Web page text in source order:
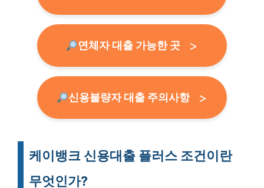
연체자 대출 가능한 곳
신용불량자 대출 주의사항
케이뱅크 신용대출 플러스 조건이란
무엇인가?